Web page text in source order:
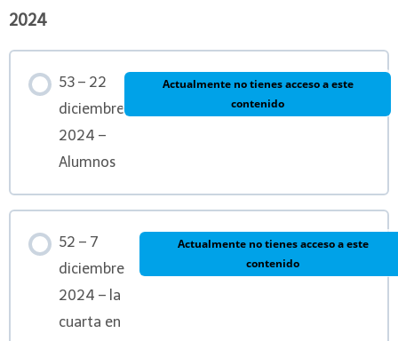
2024
53 – 22
diciembre
2024 –
Alumnos
Actualmente no tienes acceso a este
contenido
52 – 7
diciembre
2024 – la
cuarta en
Actualmente no tienes acceso a este
contenido